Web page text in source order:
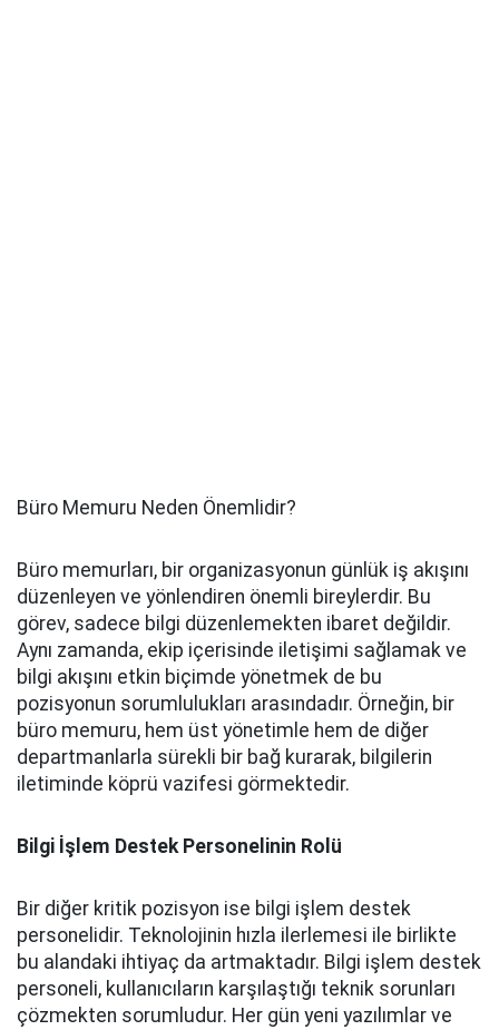
Büro Memuru Neden Önemlidir?
Büro memurları, bir organizasyonun günlük iş akışını
düzenleyen ve yönlendiren önemli bireylerdir. Bu
görev, sadece bilgi düzenlemekten ibaret değildir.
Aynı zamanda, ekip içerisinde iletişimi sağlamak ve
bilgi akışını etkin biçimde yönetmek de bu
pozisyonun sorumlulukları arasındadır. Örneğin, bir
büro memuru, hem üst yönetimle hem de diğer
departmanlarla sürekli bir bağ kurarak, bilgilerin
iletiminde köprü vazifesi görmektedir.
Bilgi İşlem Destek Personelinin Rolü
Bir diğer kritik pozisyon ise bilgi işlem destek
personelidir. Teknolojinin hızla ilerlemesi ile birlikte
bu alandaki ihtiyaç da artmaktadır. Bilgi işlem destek
personeli, kullanıcıların karşılaştığı teknik sorunları
çözmekten sorumludur. Her gün yeni yazılımlar ve